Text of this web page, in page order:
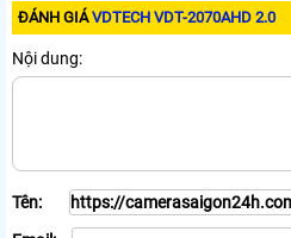
ĐÁNH GIÁVDTECH VDT-2070AHD 2.0
Nội dung:
Tên: